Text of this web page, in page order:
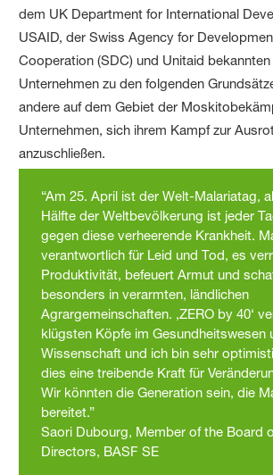
dem UK Department for International
USAID, der Swiss Agency for
Cooperation (SDC) und Unitaid
Unternehmen zu den folgenden
andere auf dem Gebiet der
Unternehmen, sich ihrem Kampf zur
anzuschließen.
“Am 25. April ist der Welt-Malariatag,
Hälfte der Weltbevölkerung ist jeder
gegen diese verheerende Krankheit.
verantwortlich für Leid und Tod, es
Produktivität, befeuert Armut und
besonders in verarmten, ländlichen
Agrargemeinschaften. ‚ZERO by 40‘
klügsten Köpfe im Gesundheitswesen
Wissenschaft und ich bin sehr
dies eine treibende Kraft für
Wir könnten die Generation sein, die
bereitet.”
Saori Dubourg, Member of the Board
Directors, BASF SE